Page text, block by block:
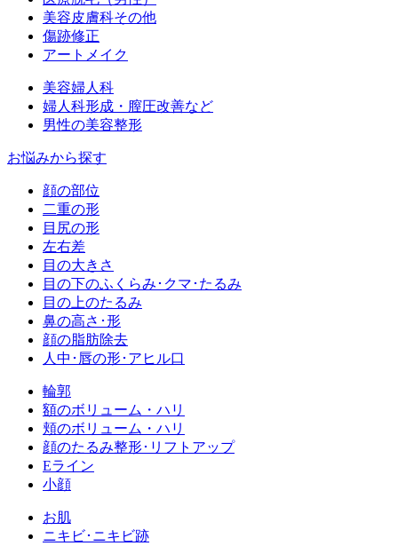
美容皮膚科その他
傷跡修正
アートメイク
美容婦人科
婦人科形成・膣圧改善など
男性の美容整形
お悩みから探す
顔の部位
二重の形
目尻の形
左右差
目の大きさ
目の下のふくらみ･クマ･たるみ
目の上のたるみ
鼻の高さ･形
顔の脂肪除去
人中･唇の形･アヒル口
輪郭
額のボリューム・ハリ
頬のボリューム・ハリ
顔のたるみ整形･リフトアップ
Eライン
小顔
お肌
ニキビ･ニキビ跡